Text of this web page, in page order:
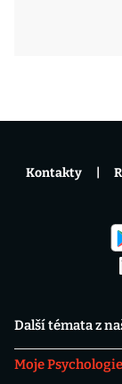
Další témata z
Moje Psychologie
Kontakty